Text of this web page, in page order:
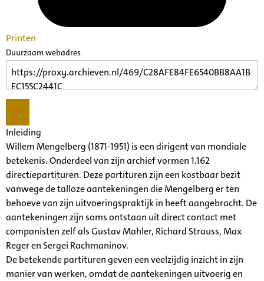
Printen
Duurzaam webadres
Inleiding
Willem Mengelberg (1871-1951) is een dirigent van mondiale
betekenis. Onderdeel van zijn archief vormen 1.162
directiepartituren. Deze partituren zijn een kostbaar bezit
vanwege de talloze aantekeningen die Mengelberg er ten
behoeve van zijn uitvoeringspraktijk in heeft aangebracht. De
aantekeningen zijn soms ontstaan uit direct contact met
componisten zelf als Gustav Mahler, Richard Strauss, Max
Reger en Sergei Rachmaninov.
De betekende partituren geven een veelzijdig inzicht in zijn
manier van werken, omdat de aantekeningen uitvoerig en